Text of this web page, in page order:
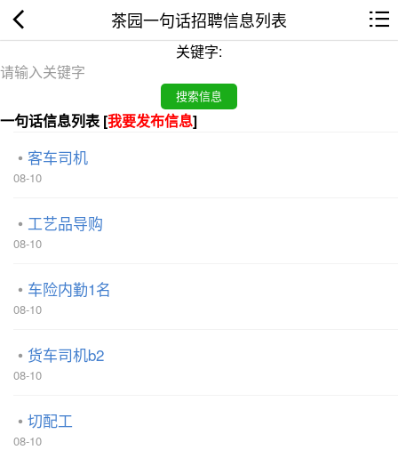
茶园一句话招聘信息列表
关键字:
一句话信息列表 [我要发布信息]
客车司机
08-10
工艺品导购
08-10
车险内勤1名
08-10
货车司机b2
08-10
切配工
08-10